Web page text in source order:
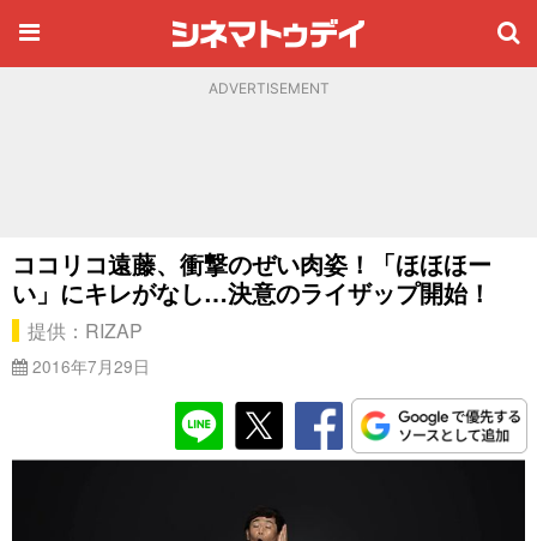
ADVERTISEMENT
ココリコ遠藤、衝撃のぜい肉姿！「ほほほー
い」にキレがなし…決意のライザップ開始！
提供：RIZAP
2016年7月29日